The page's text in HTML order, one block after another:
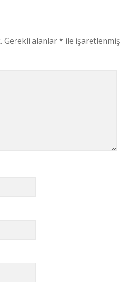
Gerekli alanlar* ile